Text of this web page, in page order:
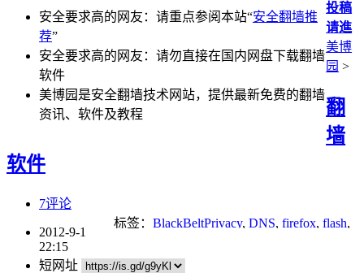
安全要求高的网友：请重点参阅本站“安全翻墙推
荐”
安全要求高的网友：请勿直接在国内网盘下载翻墙
软件
美博园是安全翻墙技术网站，提供最新免费的翻墙
资讯、软件及教程
投稿
请進
美博
园 >
翻
墙
软件
7评论
标签： BlackBeltPrivacy, DNS, firefox, flash,
门
2012-9-1
22:15
短网址